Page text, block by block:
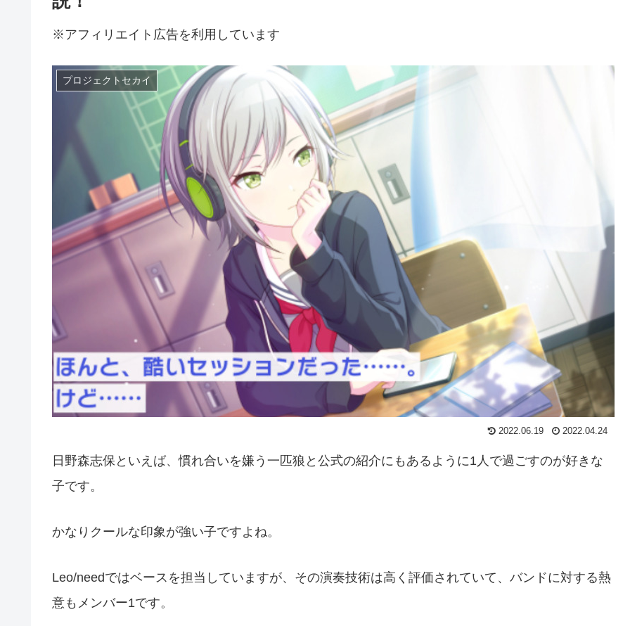
※アフィリエイト広告を利用しています
プロジェクトセカイ
2022.06.19 2022.04.24
日野森志保といえば、慣れ合いを嫌う一匹狼と公式の紹介にもあるように1人で過ごすのが好きな
子です。
かなりクールな印象が強い子ですよね。
Leo/needではベースを担当していますが、その演奏技術は高く評価されていて、バンドに対する熱
意もメンバー1です。